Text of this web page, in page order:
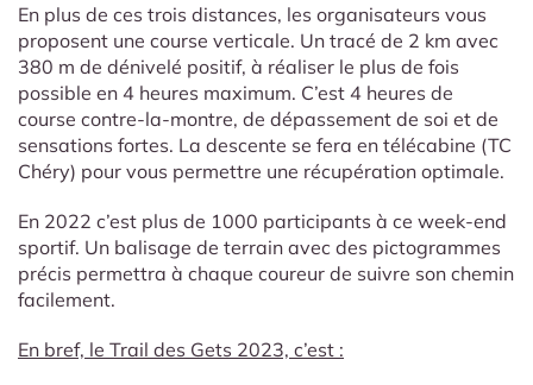
En plus de ces trois distances, les organisateurs vous
proposent une course verticale. Un tracé de 2 km avec
380 m de dénivelé positif, à réaliser le plus de fois
possible en 4 heures maximum. C’est 4 heures de
course contre-la-montre, de dépassement de soi et de
sensations fortes. La descente se fera en télécabine (TC
Chéry) pour vous permettre une récupération optimale.
En 2022 c’est plus de 1000 participants à ce week-end
sportif. Un balisage de terrain avec des pictogrammes
précis permettra à chaque coureur de suivre son chemin
facilement.
En bref, le Trail des Gets 2023, c’est :